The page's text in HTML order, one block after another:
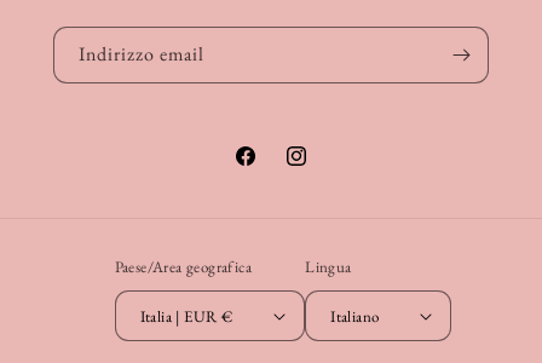
Indirizzo email
FacebookInstagram
Paese/Area geografica
Italia | EUR €
Lingua
Italiano